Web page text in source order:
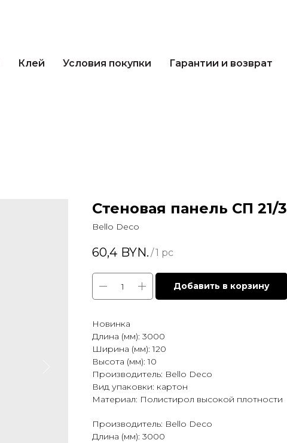
Клей Условия покупки Гарантии и возврат
Стеновая панель СП 21/3
Bello Deco
60,4 BYN. /1 pc
Добавить в корзину
Новинка
Длина (мм): 3000
Ширина (мм): 120
Высота (мм): 10
Производитель: Bello Deco
Вид упаковки: картон
Материал: Полистирол высокой плотности
Производитель: Bello Deco
Длина (мм): 3000